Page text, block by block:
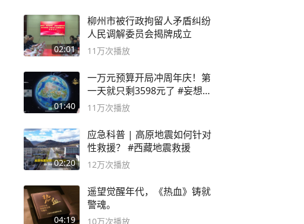
02:01
柳州市被行政拘留人矛盾纠纷
人民调解委员会揭牌成立
11万次播放
01:40
一万元预算开局冲周年庆！第
一天就只剩3598元了 #妄想山
海
11万次播放
02:20
应急科普 | 高原地震如何针对
性救援？ #西藏地震救援
12万次播放
04:19
遥望觉醒年代，《热血》铸就
警魂。
10万次播放